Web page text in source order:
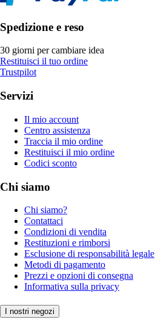
Spedizione e reso
30 giorni per cambiare idea
Restituisci il tuo ordine
Trustpilot
Servizi
Il mio account
Centro assistenza
Traccia il mio ordine
Restituisci il mio ordine
Codici sconto
Chi siamo
Chi siamo?
Contattaci
Condizioni di vendita
Restituzioni e rimborsi
Esclusione di responsabilità legale
Metodi di pagamento
Prezzi e opzioni di consegna
Informativa sulla privacy
I nostri negozi